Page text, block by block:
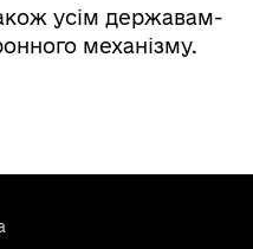
усім державам-
механізму.